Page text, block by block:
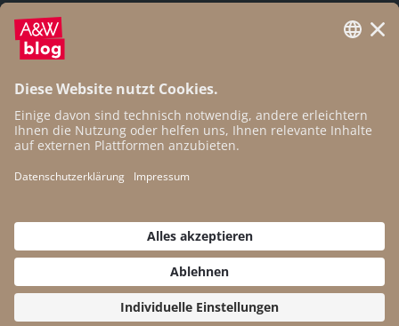
Geschichte
Autor:innen
Newsletter
Open Access
Impressum
Datenschutz
Cookie-Einstellungen